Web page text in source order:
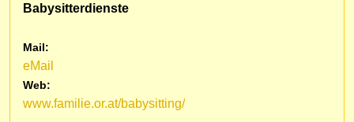
Babysitterdienste
Mail:
eMail
Web:
www.familie.or.at/babysitting/